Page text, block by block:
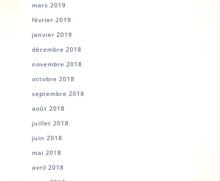
mars 2019
février 2019
janvier 2019
décembre 2018
novembre 2018
octobre 2018
septembre 2018
août 2018
juillet 2018
juin 2018
mai 2018
avril 2018